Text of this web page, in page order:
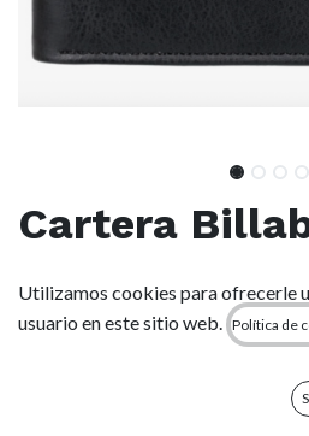
Cartera
Vacant Pu -
(0 reseña)
Compartimentos: ventana
Bolsillos: monedero con cremallera
Utilizamos cookies para ofrecerle
usuario en este sitio web.
Política de